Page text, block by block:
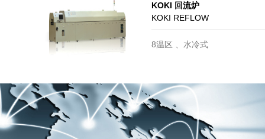
KOKI 回流炉
KOKI REFLOW
8温区 、 水冷式